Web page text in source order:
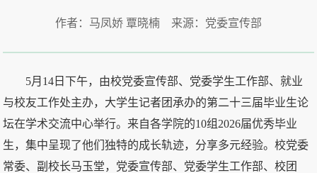
作者：马凤娇 覃晓楠 来源：党委宣传部
5月14日下午，由校党委宣传部、党委学生工作部、就业
与校友工作处主办，大学生记者团承办的第二十三届毕业生论
坛在学术交流中心举行。来自各学院的10组2026届优秀毕业
生，集中呈现了他们独特的成长轨迹，分享多元经验。校党委
常委、副校长马玉堂，党委宣传部、党委学生工作部、校团